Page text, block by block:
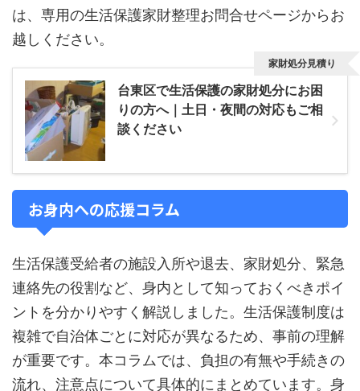
は、専用の生活保護家財整理お問合せページからお
越しください。
台東区で生活保護の家財処分にお困
りの方へ｜土日・夜間の対応もご相
談ください
家財処分見積り
お身内への応援コラム
生活保護受給者の施設入所や退去、家財処分、緊急
連絡先の役割など、身内として知っておくべきポイ
ントを分かりやすく解説しました。生活保護制度は
複雑で自治体ごとに対応が異なるため、事前の理解
が重要です。本コラムでは、負担の有無や手続きの
流れ、注意点について具体的にまとめています。身